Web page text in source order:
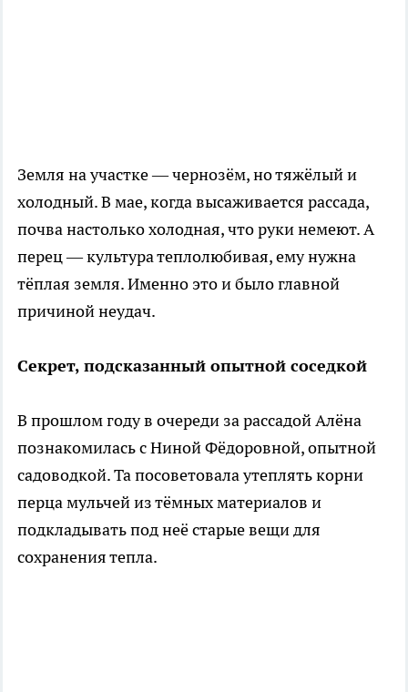
Земля на участке — чернозём, но тяжёлый и
холодный. В мае, когда высаживается рассада,
почва настолько холодная, что руки немеют. А
перец — культура теплолюбивая, ему нужна
тёплая земля. Именно это и было главной
причиной неудач.
Секрет, подсказанный опытной соседкой
В прошлом году в очереди за рассадой Алёна
познакомилась с Ниной Фёдоровной, опытной
садоводкой. Та посоветовала утеплять корни
перца мульчей из тёмных материалов и
подкладывать под неё старые вещи для
сохранения тепла.